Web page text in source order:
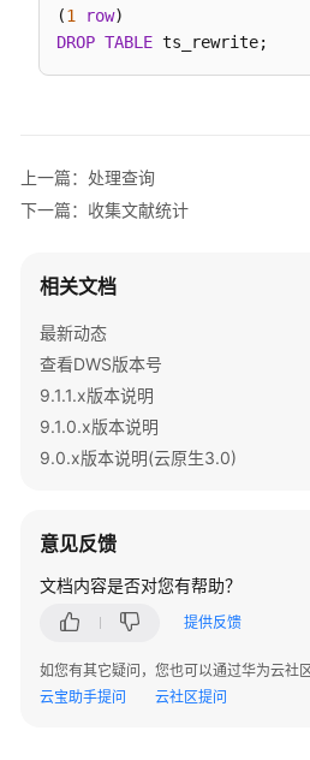
说
明
差
异
键
数
据
类
型
与
宏
函
(1 row
DROP TABLE
上一篇：处理查询
下一篇：收集文献统计
相关文档
最新动态
查看DWS版本号
9.1.1.x版本说明
9.1.0.x版本说明
9.0.x版本说明(云原生3.0)
意见反馈
文档内容是否对您有帮助？
提供反馈
如您有其它疑问，您也可以通过华为云社
云宝助手提问
云社区提问